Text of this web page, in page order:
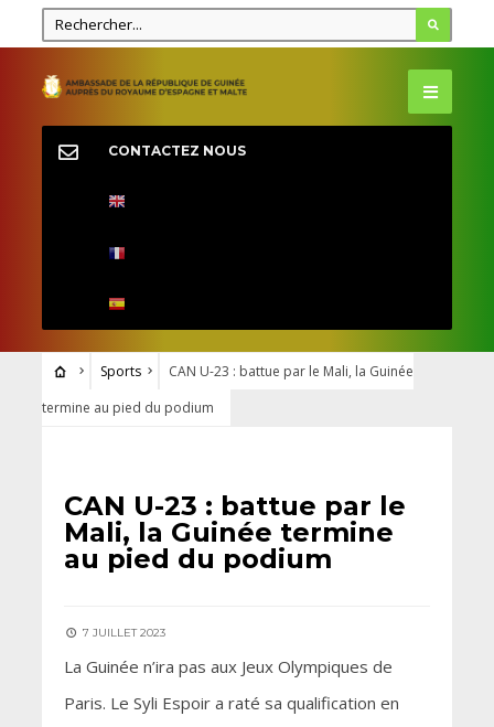
CONTACTEZ NOUS
Sports
CAN U-23 : battue par le Mali, la Guinée
termine au pied du podium
CAN U-23 : battue par le
Mali, la Guinée termine
au pied du podium
7 JUILLET 2023
La Guinée n’ira pas aux Jeux Olympiques de
Paris. Le Syli Espoir a raté sa qualification en